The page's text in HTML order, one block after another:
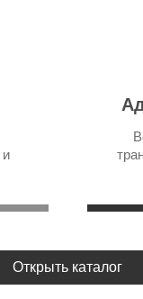
и
Открыть каталог